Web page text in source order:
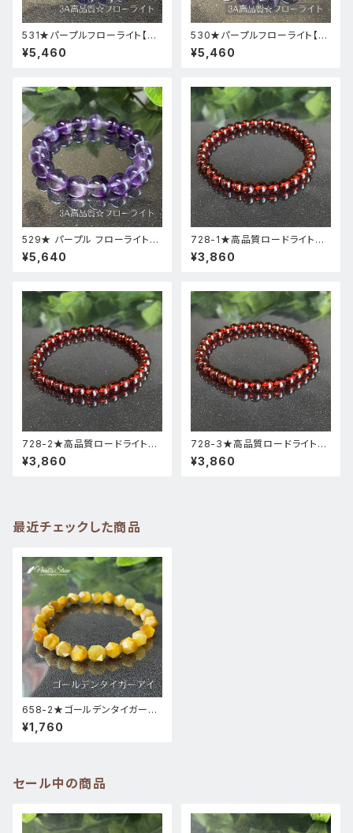
531★パープルフローライト【高
品質・高透明度】天然石パワース
トーンブレスレット新品
¥5,460
530★パープルフローライト【高
品質・高透明度】天然石パワース
トーンブレスレット新品
¥5,460
529★ パープル フローライト【
高品質 ・ 高透明度 】天然石 パ
ワーストーン ブレスレット 新品
¥5,640
728-1★高品質ロードライトガ
ーネット★天然石ブレスレットパ
ワーストーン新品
¥3,860
728-2★高品質ロードライトガ
ーネット★天然石ブレスレットパ
ワーストーン新品
¥3,860
728-3★高品質ロードライトガ
ーネット★天然石ブレスレットパ
ワーストーン新品
¥3,860
最近チェックした商品
658-2★ゴールデンタイガーア
イ【金運上昇】天然石ブレスレッ
トパワーストーン新
¥1,760
セール中の商品